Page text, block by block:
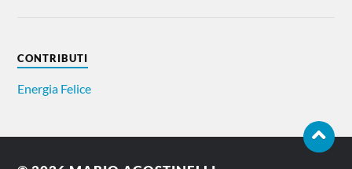
CONTRIBUTI
Energia Felice